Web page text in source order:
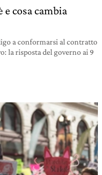
e cosa cambia
a conformarsi al contratto
la risposta del governo ai 9